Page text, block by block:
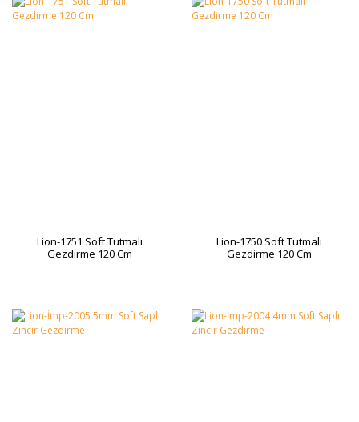
Lion-1751 Soft Tutmalı
Gezdirme 120 Cm
Lion-1750 Soft Tutmalı
Gezdirme 120 Cm